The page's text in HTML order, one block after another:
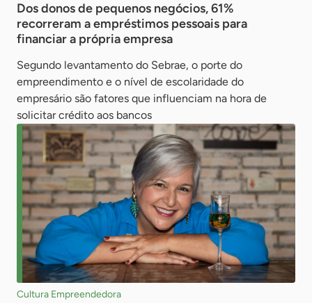
Dos donos de pequenos negócios, 61%
recorreram a empréstimos pessoais para
financiar a própria empresa
Segundo levantamento do Sebrae, o porte do
empreendimento e o nível de escolaridade do
empresário são fatores que influenciam na hora de
solicitar crédito aos bancos
Cultura Empreendedora